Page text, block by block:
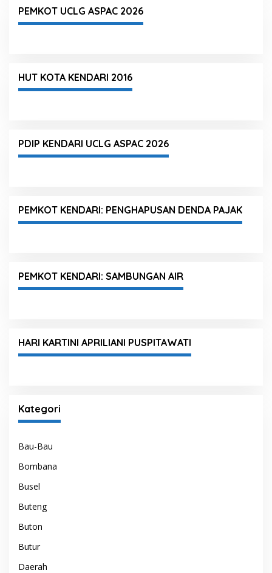
PEMKOT UCLG ASPAC 2026
HUT KOTA KENDARI 2016
PDIP KENDARI UCLG ASPAC 2026
PEMKOT KENDARI: PENGHAPUSAN DENDA PAJAK
PEMKOT KENDARI: SAMBUNGAN AIR
HARI KARTINI APRILIANI PUSPITAWATI
Kategori
Bau-Bau
Bombana
Busel
Buteng
Buton
Butur
Daerah